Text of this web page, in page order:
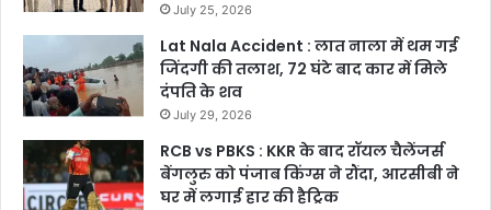
July 25, 2026
Lat Nala Accident : लात नाला में थम गई
जिंदगी की तलाश, 72 घंटे बाद कार में मिले
दंपति के शव
July 29, 2026
RCB vs PBKS : KKR के बाद रॉयल चैलेंजर्स
बेंगलुरु को पंजाब किंग्स ने रौंदा, आरसीबी ने
घर में लगाई हार की हैट्रिक